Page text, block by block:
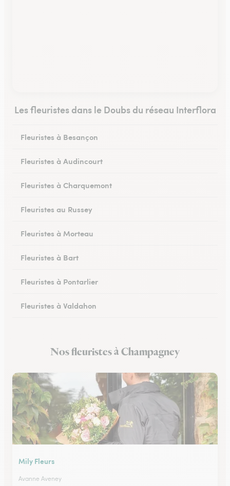
Les fleuristes dans le Doubs du réseau Interflora
Fleuristes à Besançon
Fleuristes à Audincourt
Fleuristes à Charquemont
Fleuristes au Russey
Fleuristes à Morteau
Fleuristes à Bart
Fleuristes à Pontarlier
Fleuristes à Valdahon
Fleuristes à Avanne-Aveney
Nos fleuristes à Champagney
Mily Fleurs
Avanne Aveney